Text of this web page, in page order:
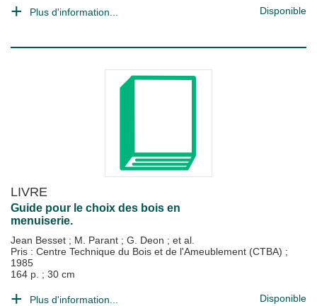
Plus d'information... Disponible
LIVRE
Guide pour le choix des bois en
menuiserie.
Jean Besset ; M. Parant ; G. Deon ; et al.
Pris : Centre Technique du Bois et de l'Ameublement (CTBA) ;
1985
164 p. ; 30 cm
Plus d'information... Disponible